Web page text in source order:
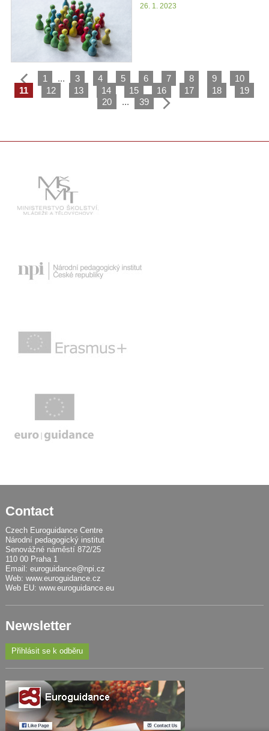
26. 1. 2023
1 ... 3 4 5 6 7 8 9
10
11
12 13 14 15 16 17 18
19
20
... 39
Contact
Czech Euroguidance Centre
Národní pedagogický institut
Senovážné náměstí 872/25
110 00 Praha 1
Email: euroguidance@npi.cz
Web: www.euroguidance.cz
Web EU: www.euroguidance.eu
Newsletter
Přihlásit se k odběru